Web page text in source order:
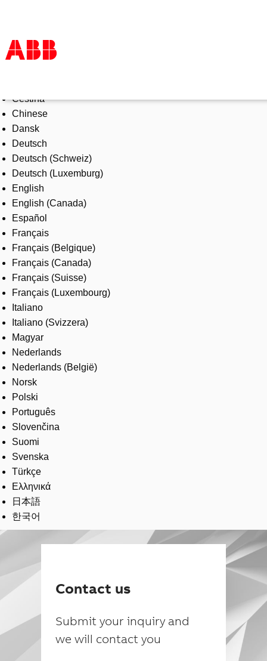
Products & Solutions
Industries
Services
About us
Where to buy
Contact us
Careers
Čeština
Chinese
Dansk
Deutsch
Deutsch (Schweiz)
Deutsch (Luxemburg)
English
English (Canada)
Español
Français
Français (Belgique)
Français (Canada)
Français (Suisse)
Français (Luxembourg)
Italiano
Italiano (Svizzera)
Magyar
Nederlands
Nederlands (België)
Norsk
Polski
Português
Slovenčina
Suomi
Svenska
Türkçe
Ελληνικά
日本語
한국어
Contact us
Submit your inquiry and
we will contact you